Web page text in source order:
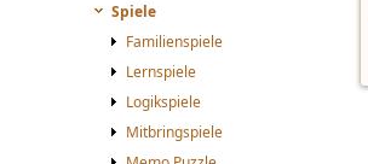
Spiele
Familienspiele
Lernspiele
Logikspiele
Mitbringspiele